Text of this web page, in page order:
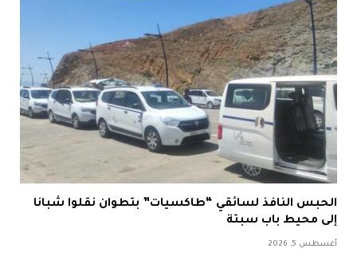
الحبس النافذ لسائقي “طاكسيات” بتطوان نقلوا شبانا
إلى محيط باب سبتة
أغسطس 5, 2026